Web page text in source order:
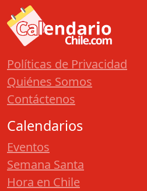
Políticas de Privacidad
Quiénes Somos
Contáctenos
Calendarios
Eventos
Semana Santa
Hora en Chile